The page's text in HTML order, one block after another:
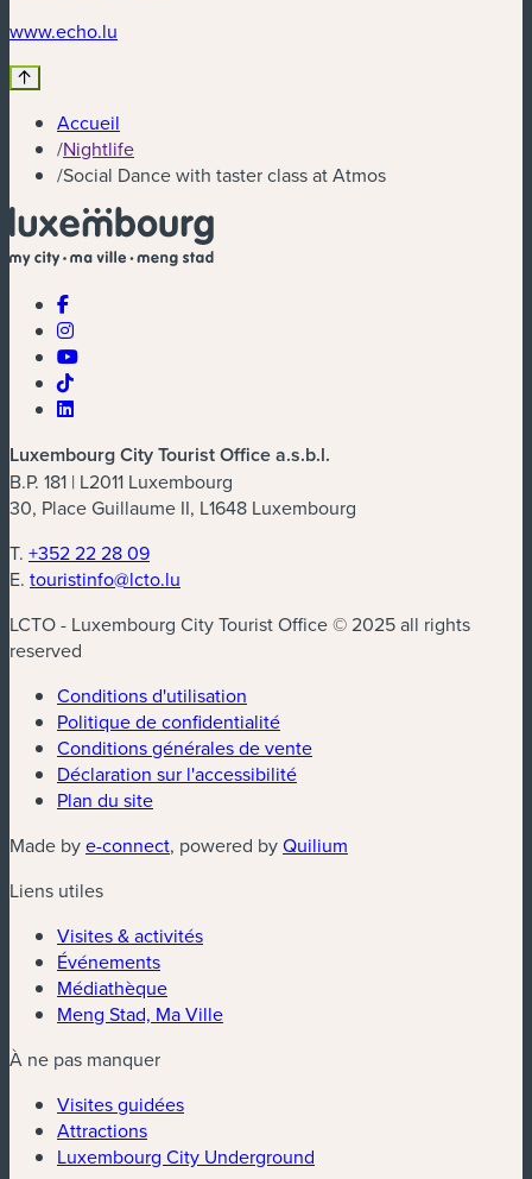
www.echo.lu
Accueil
/Nightlife
/Social Dance with taster class at Atmos
Luxembourg City Tourist Office a.s.b.l.
B.P. 181 | L2011 Luxembourg
30, Place Guillaume II, L1648 Luxembourg
T. +352 22 28 09
E. touristinfo@lcto.lu
LCTO - Luxembourg City Tourist Office © 2025 all rights
reserved
Conditions d'utilisation
Politique de confidentialité
Conditions générales de vente
Déclaration sur l'accessibilité
Plan du site
Made bye-connect(nouvelle fenêtre)
, powered byQuilium
Liens utiles
Visites & activités
Événements
Médiathèque
Meng Stad, Ma Ville
À ne pas manquer
Visites guidées
Attractions
Luxembourg City Underground